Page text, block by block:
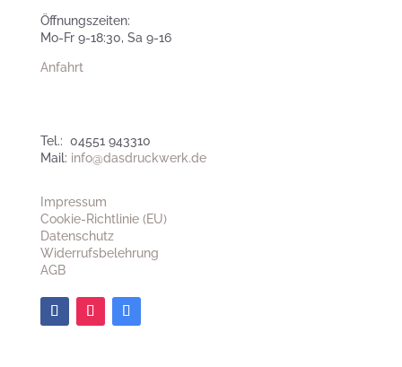
Öffnungszeiten:
Mo-Fr 9-18:30, Sa 9-16
Anfahrt
Tel.: 04551 943310
Mail: info@dasdruckwerk.de
Impressum
Cookie-Richtlinie (EU)
Datenschutz
Widerrufsbelehrung
AGB